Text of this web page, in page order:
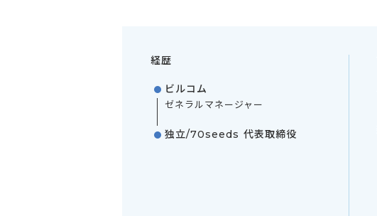
経歴
ビルコム
ゼネラルマネージャー
独立/70seeds 代表取締役